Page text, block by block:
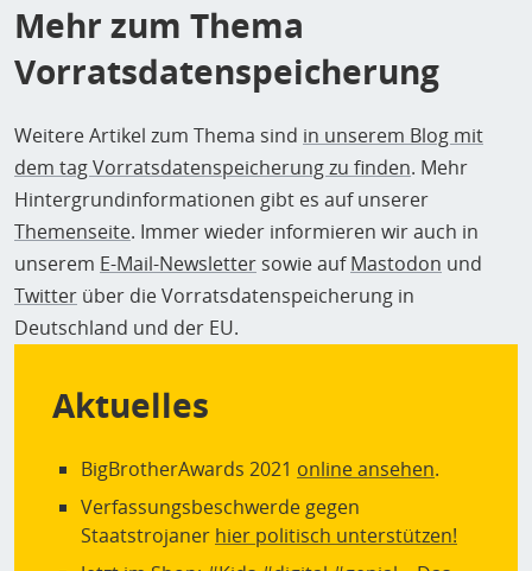
Mehr zum Thema
Vorratsdatenspeicherung
Weitere Artikel zum Thema sind in unserem Blog mit
dem tag Vorratsdatenspeicherung zu finden. Mehr
Hintergrundinformationen gibt es auf unserer
Themenseite. Immer wieder informieren wir auch in
unserem E-Mail-Newsletter sowie aufMastodon und
Twitter über die Vorratsdatenspeicherung in
Deutschland und der EU.
Aktuelles
BigBrotherAwards 2021 online ansehen.
Verfassungsbeschwerde gegen
Staatstrojaner hier politisch unterstützen!